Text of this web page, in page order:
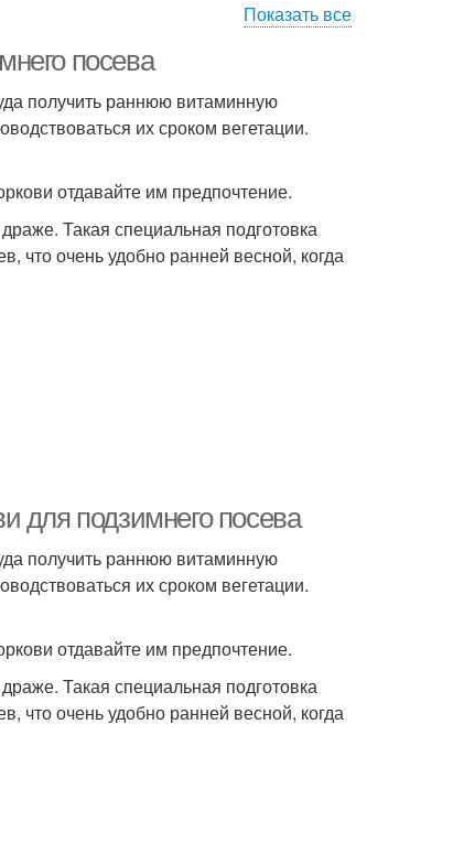
Показать все
посева
получить раннюю витаминную
их сроком вегетации.
отдавайте им предпочтение.
Такая специальная подготовка
что очень удобно ранней весной, когда
для подзимнего посева
получить раннюю витаминную
их сроком вегетации.
отдавайте им предпочтение.
Такая специальная подготовка
что очень удобно ранней весной, когда